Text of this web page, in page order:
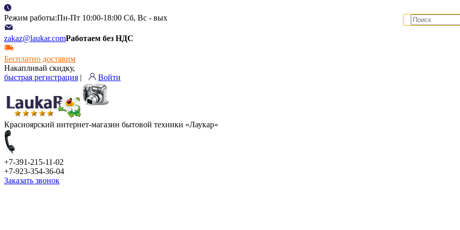
Режим работы:Пн-Пт 10:00-18:00 Сб, Вс - вых
zakaz@laukar.comРаботаем без НДС
Бесплатно доставим
Накапливай скидку,
быстрая регистрация | Войти
Красноярский интернет-магазин бытовой техники «Лаукар»
+7-391-215-11-02
+7-923-354-36-04
Заказать звонок